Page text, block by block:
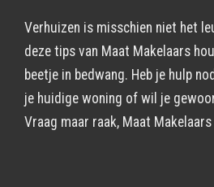
Verhuizen is misschien niet het
deze tips van Maat Makelaars
beetje in bedwang. Heb je hulp
je huidige woning of wil je
Vraag maar raak, Maat